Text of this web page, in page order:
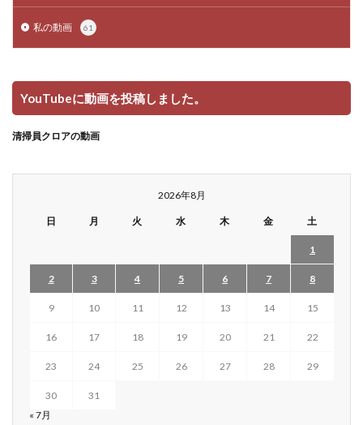
私の動画 61
YouTubeに動画を投稿しました。
清掃員クロアの動画
2026年8月
日 月 火 水 木 金 土
1
2 3 4 5 6 7 8
9 10 11 12 13 14 15
16 17 18 19 20 21 22
23 24 25 26 27 28 29
30
31
« 7月